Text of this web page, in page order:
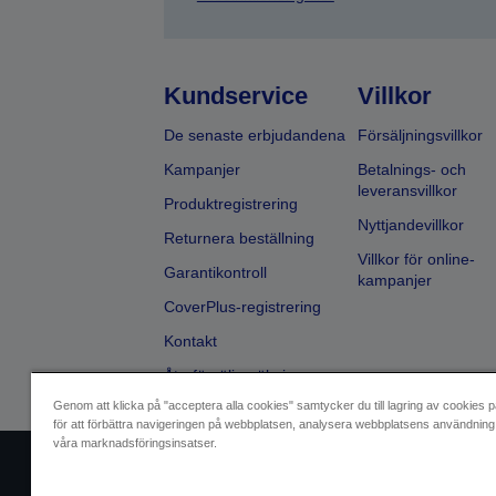
Kundservice
De senaste erbjudandena
Kampanjer
Produktregistrering
Returnera beställning
Garantikontroll
CoverPlus-registrering
Kontakt
Återförsäljarsökning
Villkor
Försäljningsvillkor
Betalnings- och
leveransvillkor
Nyttjandevillkor
Villkor för online-
kampanjer
Genom att klicka på "acceptera alla cookies" samtycker du till lagring av cookies
för att förbättra navigeringen på webbplatsen, analysera webbplatsens
våra marknadsföringsinsatser.